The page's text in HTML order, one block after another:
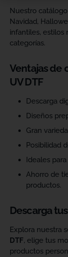
Nuestro
Navidad,
infantiles, estilos
categorías.
Ventajas de
UV DTF
Descarga
Diseños
Gran
Posibilidad
Ideales
Ahorro de
productos.
Descarga
Explora nuestra
DTF, elige tus
productos